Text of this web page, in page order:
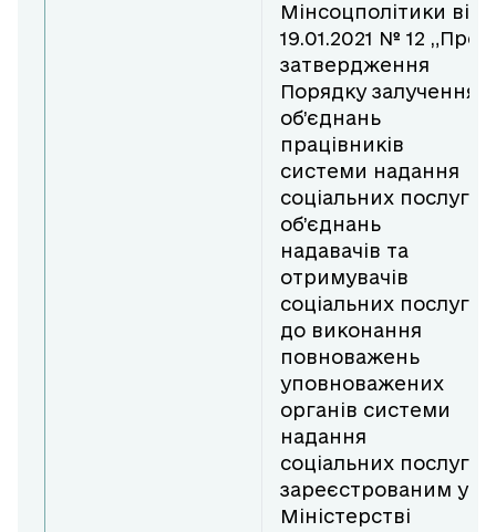
Мінсоцполітики від
19.01.2021 № 12 „Про
затвердження
Порядку залучення
об’єднань
працівників
системи надання
соціальних послуг,
об’єднань
надавачів та
отримувачів
соціальних послуг
до виконання
повноважень
уповноважених
органів системи
надання
соціальних послуг”,
зареєстрованим у
Міністерстві